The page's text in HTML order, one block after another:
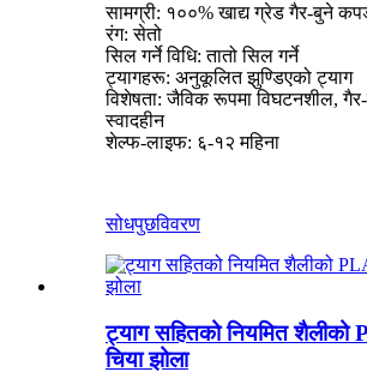
सामग्री: १००% खाद्य ग्रेड गैर-बुने
रंग: सेतो
सिल गर्ने विधि: तातो सिल गर्ने
ट्यागहरू: अनुकूलित झुण्डिएको ट्याग
विशेषता: जैविक रूपमा विघटनशील, गैर-
स्वादहीन
शेल्फ-लाइफ: ६-१२ महिना
सोधपुछविवरण
ट्याग सहितको नियमित शैलीको
चिया झोला